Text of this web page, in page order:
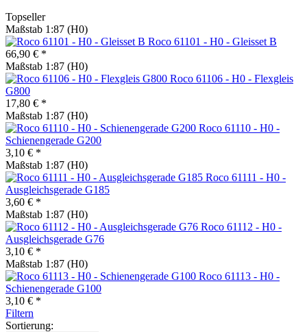
Topseller
Maßstab 1:87 (H0)
Roco 61101 - H0 - Gleisset B
66,90 € *
Maßstab 1:87 (H0)
Roco 61106 - H0 - Flexgleis
G800
17,80 € *
Maßstab 1:87 (H0)
Roco 61110 - H0 -
Schienengerade G200
3,10 € *
Maßstab 1:87 (H0)
Roco 61111 - H0 -
Ausgleichsgerade G185
3,60 € *
Maßstab 1:87 (H0)
Roco 61112 - H0 -
Ausgleichsgerade G76
3,10 € *
Maßstab 1:87 (H0)
Roco 61113 - H0 -
Schienengerade G100
3,10 € *
Filtern
Sortierung: